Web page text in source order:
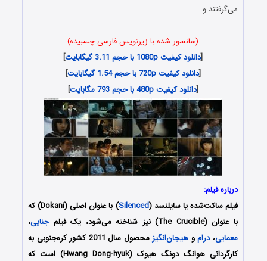
می‌گرفتند و…
(سانسور شده با زیرنویس فارسی چسبیده)
[دانلود کیفیت 1080p با حجم 3.11 گیگابایت
]
[دانلود کیفیت 720p با حجم 1.54 گیگابایت
]
[دانلود کیفیت 480p با حجم 793 مگابایت ]
درباره فیلم:
فیلم ساکت‌شده یا سایلنسد (Silenced
) با عنوان اصلی (Dokani) که
با عنوان (The Crucible) نیز شناخته می‌شود، یک فیلم
جنایی،
معمایی،درامو هیجان‌انگیز
محصول سال 2011 کشور کره‌جنوبی به
کارگردانی هوانگ دونگ هیوک (Hwang Dong-hyuk) است که